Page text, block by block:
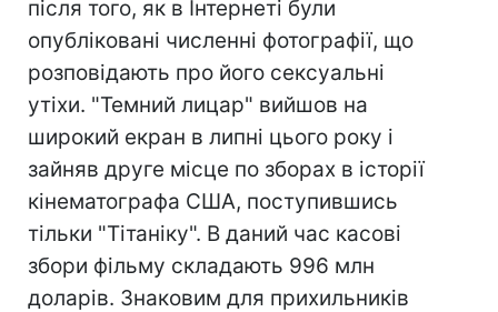
після того, як в Інтернеті були
опубліковані численні фотографії, що
розповідають про його сексуальні
утіхи. "Темний лицар" вийшов на
широкий екран в липні цього року і
зайняв друге місце по зборах в історії
кінематографа США, поступившись
тільки "Тітаніку". В даний час касові
збори фільму складають 996 млн
доларів. Знаковим для прихильників